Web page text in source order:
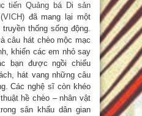
tiến Quảng bá Di sản
đã mang lại một
thống sống động.
câu hát chèo mộc mạc
khiến các em nhỏ say
bạn được ngồi chiếu
hát vang những câu
Các nghệ sĩ còn khéo
hề chèo – nhân vật
sân khấu dân gian